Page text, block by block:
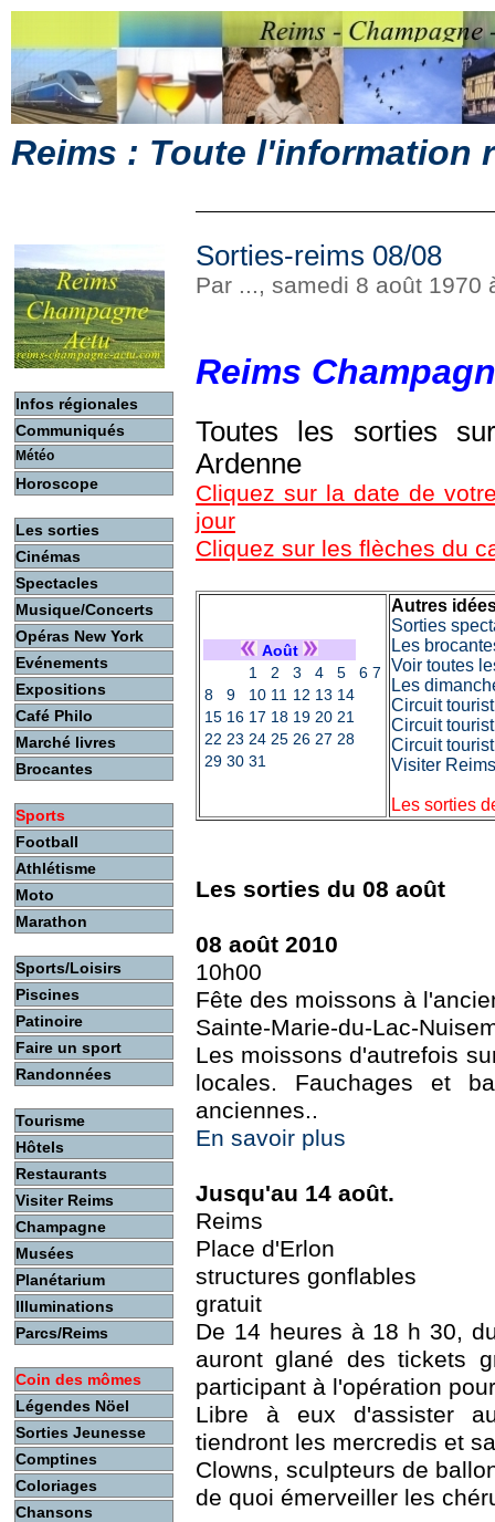
Reims : Toute l'information
Infos régionales
Communiqués
Météo
Horoscope
Les sorties
Cinémas
Spectacles
Musique/Concerts
Opéras New York
Evénements
Expositions
Café Philo
Marché livres
Brocantes
Sports
Football
Athlétisme
Moto
Marathon
Sports/Loisirs
Piscines
Patinoire
Faire un sport
Randonnées
Tourisme
Hôtels
Restaurants
Visiter Reims
Champagne
Musées
Planétarium
Illuminations
Parcs/Reims
Coin des mômes
Légendes Nöel
Sorties Jeunesse
Comptines
Coloriages
Chansons
Sorties-reims 08/08
Par ..., samedi 8 août 1970
Reims
Toutes les sorties
Ardenne
Cliquez sur la date de
jour
Cliquez sur les flèches du
Août
1
2 3 4 5 6 7
8
9 10 11 12 13 14
15 16 17 18 19 20 21
22 23 24 25 26 27 28
29 30 31
Autres
Sorties
Les
Voir toutes
Les
Circuit
Circuit
Circuit
Visiter Reims
Les sorties
Les sorties du 08 août
08 août 2010
10h00
Fête des moissons à
Sainte-Marie-du-Lac-
Les moissons d'autrefois
locales. Fauchages et
anciennes..
En savoir plus
Jusqu'au 14 août.
Reims
Place d'Erlon
structures gonflables
gratuit
De 14 heures à 18 h 30,
auront glané des tickets
participant à l'opération
Libre à eux d'assister
tiendront les mercredis et
Clowns, sculpteurs de
de quoi émerveiller les